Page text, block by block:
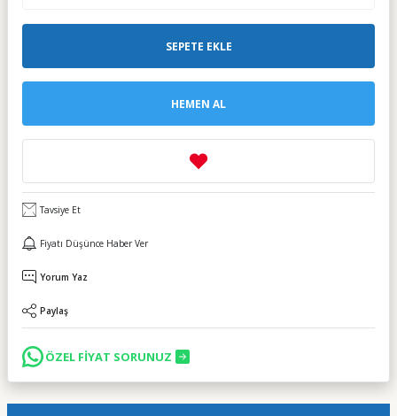
SEPETE EKLE
HEMEN AL
Tavsiye Et
Fiyatı Düşünce Haber Ver
Yorum Yaz
Paylaş
ÖZEL FİYAT SORUNUZ